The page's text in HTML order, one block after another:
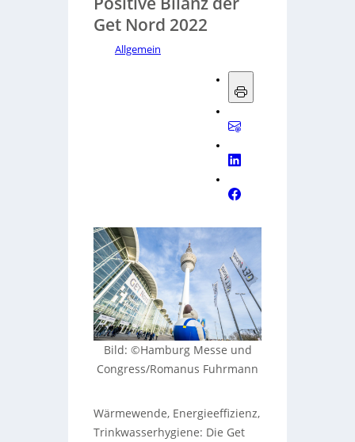
Get Nord 2022
Allgemein
Bild: ©Hamburg Messe und
Congress/Romanus Fuhrmann
Wärmewende, Energieeffizienz,
Trinkwasserhygiene: Die Get